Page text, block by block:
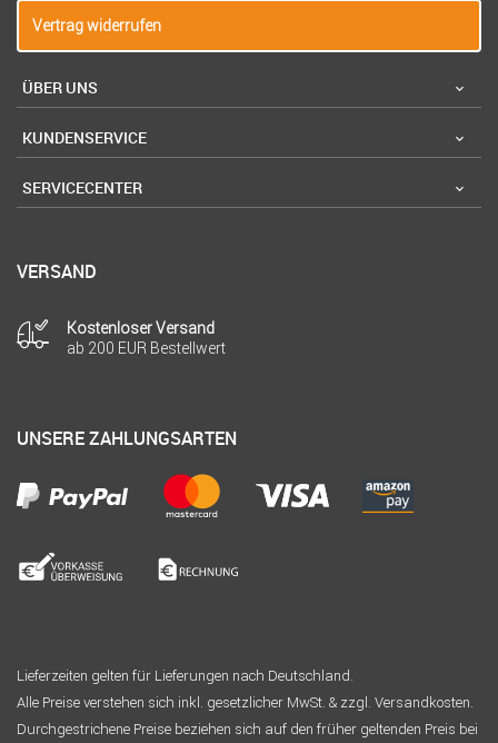
Vertrag widerrufen
ÜBER UNS
KUNDENSERVICE
SERVICECENTER
VERSAND
Kostenloser Versand
ab 200 EUR Bestellwert
UNSERE ZAHLUNGSARTEN
Lieferzeiten gelten für Lieferungen nach Deutschland.
Alle Preise verstehen sich inkl. gesetzlicher MwSt. & zzgl. Versandkosten.
Durchgestrichene Preise beziehen sich auf den früher geltenden Preis bei